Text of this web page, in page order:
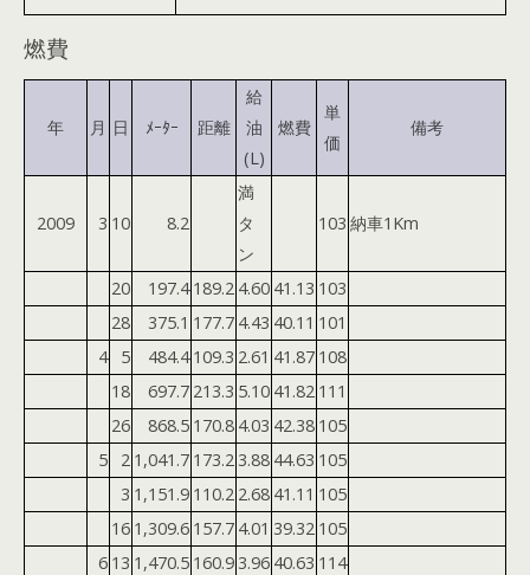
燃費
年 月 日 ﾒｰﾀｰ 距離
給
油
(L)
燃費
単
価
備考
2009 3 10 8.2
満
タ
ン
103 納車1Km
20 197.4 189.2 4.60 41.13 103
28
375.1 177.7 4.43 40.11 101
4
5 484.4 109.3 2.61 41.87 108
18
697.7 213.3 5.10 41.82 111
26
868.5 170.8 4.03 42.38 105
5
2 1,041.7 173.2 3.88 44.63 105
3 1,151.9 110.2 2.68 41.11 105
16 1,309.6 157.7 4.01 39.32 105
6 13 1,470.5 160.9 3.96 40.63 114